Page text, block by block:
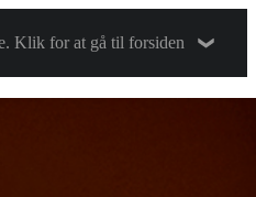
Klik for at gå til forsiden